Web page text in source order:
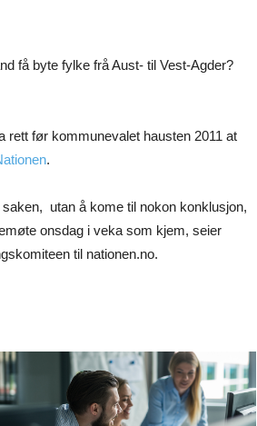
få byte fylke frå Aust- til Vest-Agder?
rett før kommunevalet hausten 2011 at
.
utan å kome til nokon konklusjon,
onsdag i veka som kjem, seier
til nationen.no.